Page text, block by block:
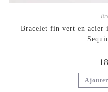
Bracelet fin vert en acier